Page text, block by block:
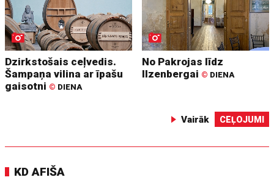
Dzirkstošais ceļvedis.
Šampaņa vilina ar īpašu
gaisotni © DIENA
No Pakrojas līdz
Ilzenbergai © DIENA
Vairāk CEĻOJUMI
KD AFIŠA